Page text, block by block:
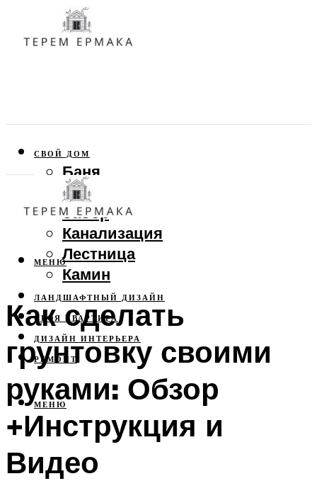
СВОЙ ДОМ
Баня
Веранда
Забор
Канализация
Лестница
Камин
ЛАНДШАФТНЫЙ ДИЗАЙН
СВОЯ КВАРТИРА
ДИЗАЙН ИНТЕРЬЕРА
РЕМОНТ
МЕНЮ
МЕНЮ
Как сделать
грунтовку своими
руками: Обзор
+Инструкция и
Видео